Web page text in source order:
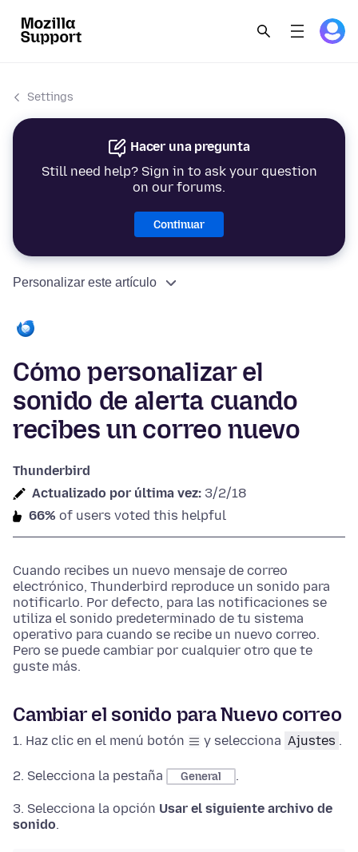
Settings
Hacer una pregunta
Still need help? Sign in to ask your question
on our forums.
Continuar
Personalizar este artículo
Cómo personalizar el
sonido de alerta cuando
recibes un correo nuevo
Thunderbird
Actualizado por última vez: 3/2/18
66% of users voted this helpful
Cuando recibes un nuevo mensaje de correo
electrónico, Thunderbird reproduce un sonido para
notificarlo. Por defecto, para las notificaciones se
utiliza el sonido predeterminado de tu sistema
operativo para cuando se recibe un nuevo correo.
Pero se puede cambiar por cualquier otro que te
guste más.
Cambiar el sonido para Nuevo correo
1. Haz clic en el menú botón y selecciona Ajustes .
2. Selecciona la pestaña General .
3. Selecciona la opción Usar el siguiente archivo de
sonido.